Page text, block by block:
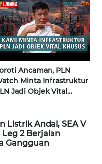
Ancaman, PLN
Minta Infrastruktur
Jadi Objek Vital
Listrik Andal, SEA V
Leg 2 Berjalan
Gangguan